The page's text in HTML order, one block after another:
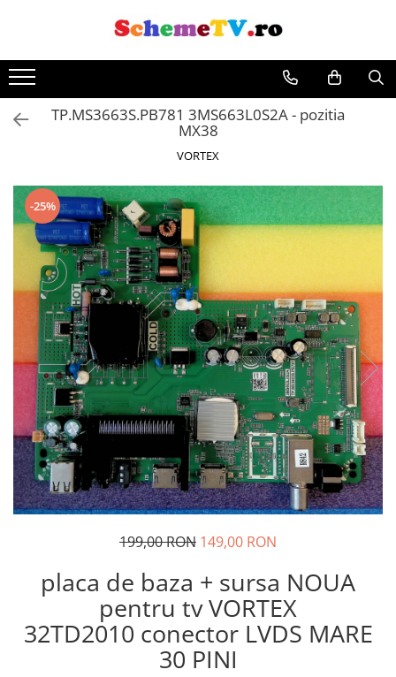
TP.MS3663S.PB781 3MS663L0S2A - pozitia
MX38
VORTEX
-25%
199,00 RON 149,00 RON
placa de baza + sursa NOUA
pentru tv VORTEX
32TD2010 conector LVDS MARE
30 PINI